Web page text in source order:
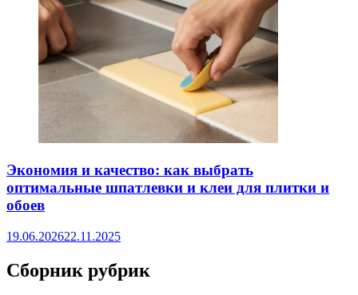
Экономия и качество: как выбрать
оптимальные шпатлевки и клеи для плитки и
обоев
19.06.202622.11.2025
Сборник рубрик